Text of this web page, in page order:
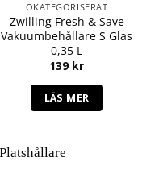
OKATEGORISERAT
Zwilling Fresh & Save
Vakuumbehållare S Glas
0,35 L
139 kr
LÄS MER